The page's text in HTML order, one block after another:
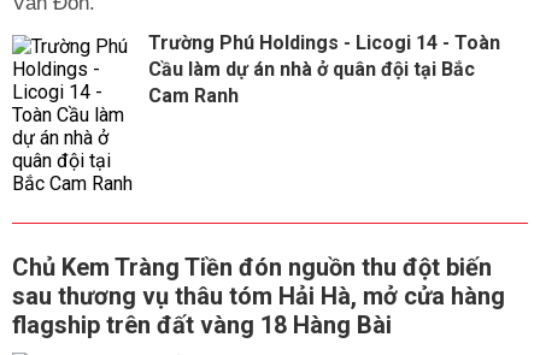
Trường Phú Holdings - Licogi 14 - Toàn
Cầu làm dự án nhà ở quân đội tại Bắc
Cam Ranh
Chủ Kem Tràng Tiền đón nguồn thu đột biến
sau thương vụ thâu tóm Hải Hà, mở cửa hàng
flagship trên đất vàng 18 Hàng Bài